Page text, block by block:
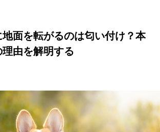
面を転がるのは匂い付け？本
由を解明する